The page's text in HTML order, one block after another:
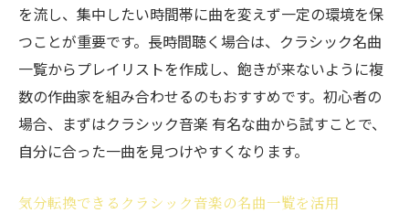
を流し、集中したい時間帯に曲を変えず一定の環境を保
つことが重要です。長時間聴く場合は、クラシック名曲
一覧からプレイリストを作成し、飽きが来ないように複
数の作曲家を組み合わせるのもおすすめです。初心者の
場合、まずはクラシック音楽 有名な曲から試すことで、
自分に合った一曲を見つけやすくなります。
気分転換できるクラシック音楽の名曲一覧を活用